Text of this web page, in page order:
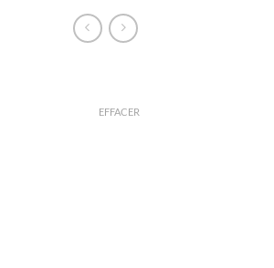
EFFACER